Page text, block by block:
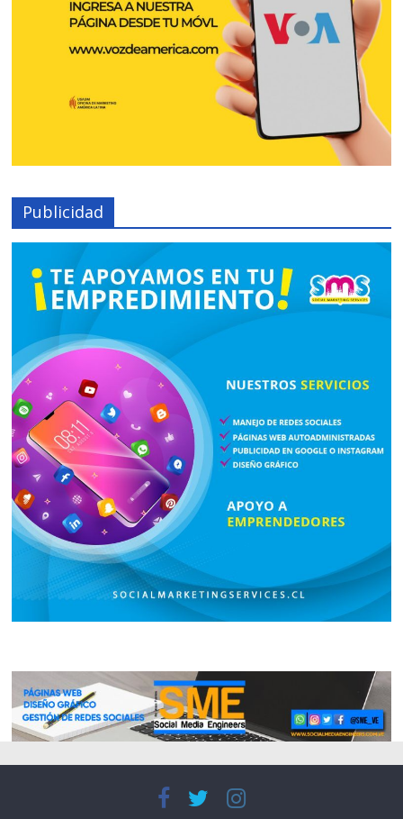
Publicidad